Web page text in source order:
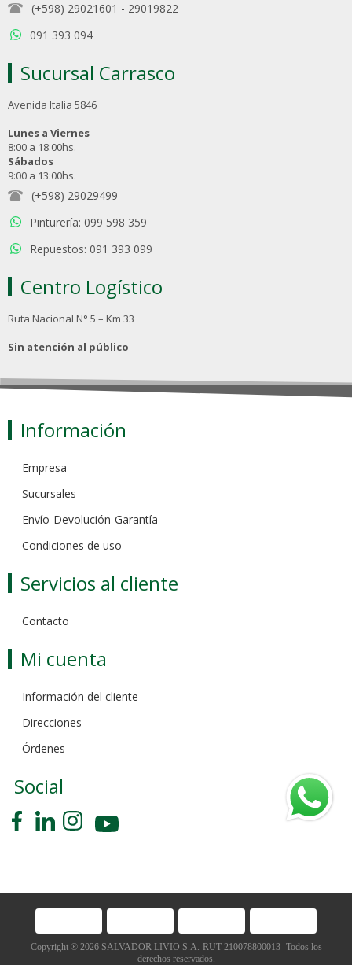
(+598) 29021601 - 29019822
091 393 094
Sucursal Carrasco
Avenida Italia 5846
Lunes a Viernes
8:00 a 18:00hs.
Sábados
9:00 a 13:00hs.
(+598) 29029499
Pinturería: 099 598 359
Repuestos: 091 393 099
Centro Logístico
Ruta Nacional N° 5 – Km 33
Sin atención al público
Información
Empresa
Sucursales
Envío-Devolución-Garantía
Condiciones de uso
Servicios al cliente
Contacto
Mi cuenta
Información del cliente
Direcciones
Órdenes
Social
Copyright ® 2026 SALVADOR LIVIO S.A.-RUT 210078800013- Todos los
derechos reservados.